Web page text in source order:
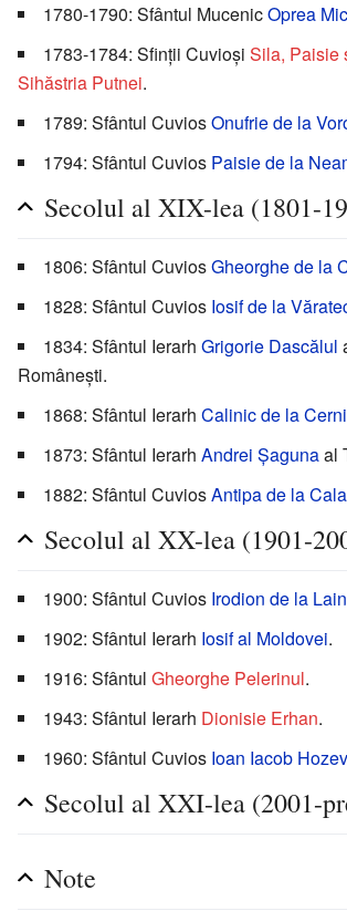
1780-1790: Sfântul MucenicOprea
1783-1784: Sfinții Cuvioși Sila, Paisie
Sihăstria Putnei.
1789: Sfântul CuviosOnufrie de la
1794: Sfântul Cuvios Paisie de la
Secolul al XIX-lea (1801-
1806: Sfântul CuviosGheorghe de la
1828: Sfântul Cuvios Iosif de la
1834: Sfântul Ierarh Grigorie Dascălul
Românești.
1868: Sfântul Ierarh Calinic de la
1873: Sfântul Ierarh Andrei Șagunaal
1882: Sfântul CuviosAntipa de la
Secolul al XX-lea (1901-
1900: Sfântul Cuvios Irodion de la
1902: Sfântul Ierarh Iosif al Moldovei.
1916: Sfântul Gheorghe Pelerinul.
1943: Sfântul Ierarh Dionisie Erhan.
1960: Sfântul Cuvios Ioan Iacob
Secolul al XXI-lea (2001-
Note